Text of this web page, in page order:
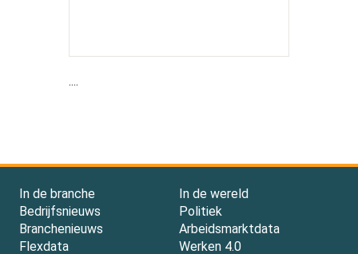
....
In de branche
Bedrijfsnieuws
Branchenieuws
Flexdata
In de wereld
Politiek
Arbeidsmarktdata
Werken 4.0